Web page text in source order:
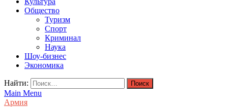
Общество
Туризм
Спорт
Криминал
Наука
Шоу-бизнес
Экономика
Найти:
Main Menu
Армия